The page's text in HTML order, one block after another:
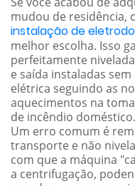
mudou de residência,
instalação de
melhor escolha. Isso
perfeitamente
e saída instaladas
elétrica seguindo as
aquecimentos na
de incêndio doméstico.
Um erro comum é
transporte e não
com que a máquina
a centrifugação,